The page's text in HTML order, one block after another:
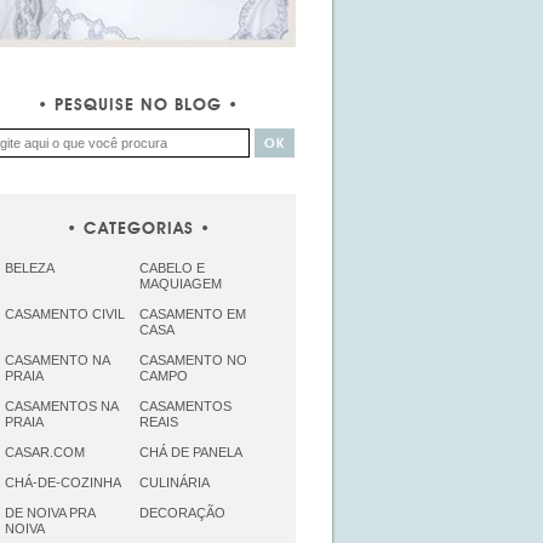
PESQUISE NO BLOG
CATEGORIAS
BELEZA
CABELO E
MAQUIAGEM
CASAMENTO CIVIL
CASAMENTO EM
CASA
CASAMENTO NA
PRAIA
CASAMENTO NO
CAMPO
CASAMENTOS NA
PRAIA
CASAMENTOS
REAIS
CASAR.COM CHÁ DE PANELA
CHÁ-DE-COZINHA CULINÁRIA
DE NOIVA PRA
NOIVA
DECORAÇÃO